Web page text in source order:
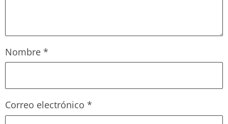
Nombre *
Correo electrónico *